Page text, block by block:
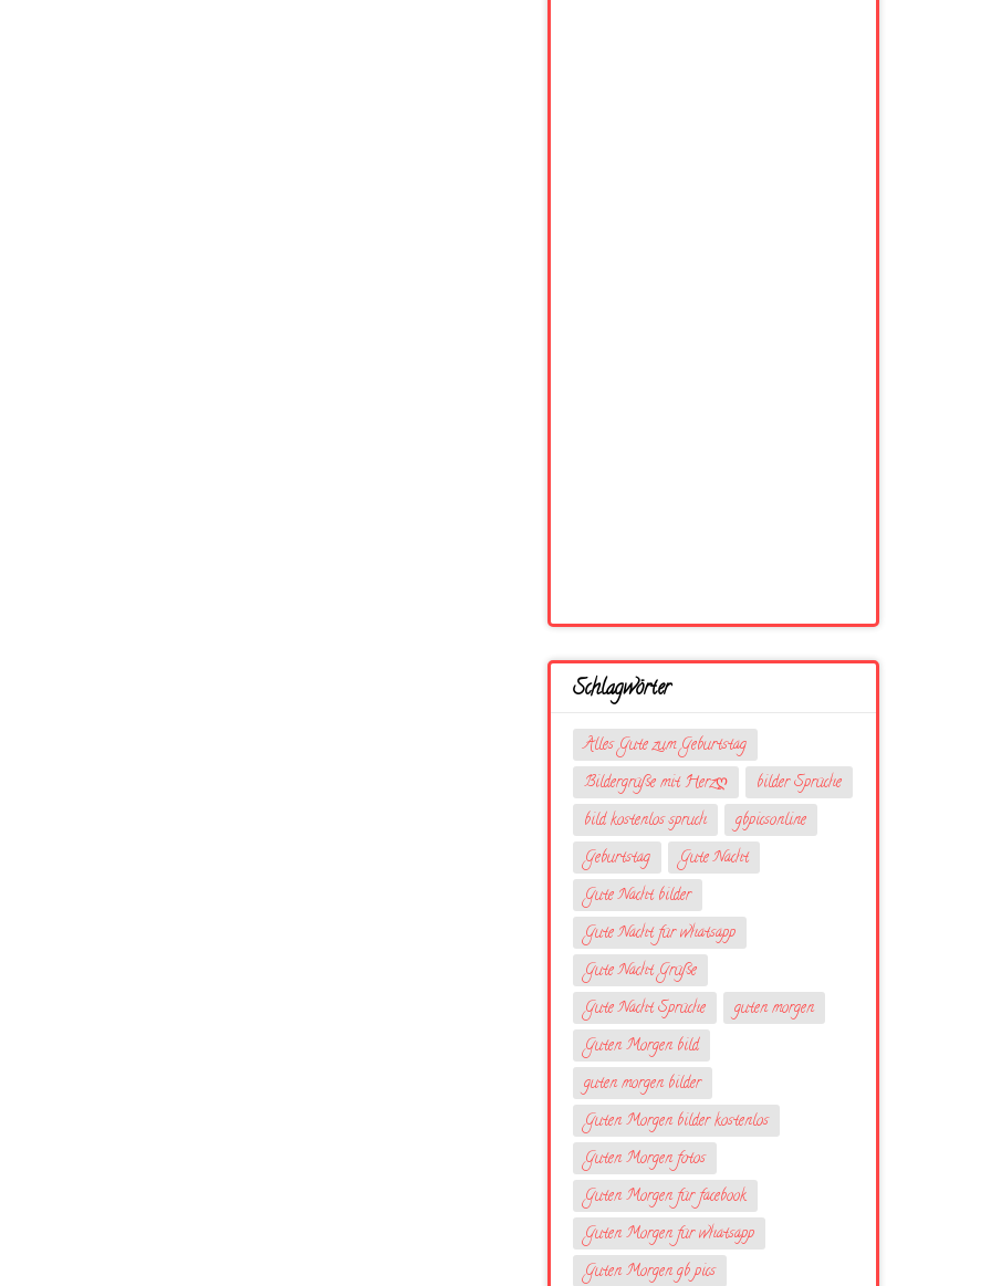
Schlagwörter
Alles Gute zum Geburtstag
Bildergrüße mit Herzღ
bilder Sprüche
bild kostenlos spruch
gbpicsonline
Geburtstag
Gute Nacht
Gute Nacht bilder
Gute Nacht für whatsapp
Gute Nacht Grüße
Gute Nacht Sprüche
guten morgen
Guten Morgen bild
guten morgen bilder
Guten Morgen bilder kostenlos
Guten Morgen fotos
Guten Morgen für facebook
Guten Morgen für whatsapp
Guten Morgen gb pics